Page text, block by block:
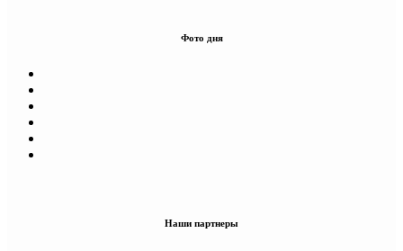
Фото дня
Наши партнеры